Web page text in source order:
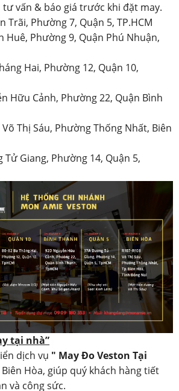
vấn & báo giá trước khi đặt may.
Trãi, Phường 7, Quận 5, TP.HCM
Huê, Phường 9, Quận Phú Nhuận,
Hai, Phường 12, Quận 10,
Hữu Cảnh, Phường 22, Quận Bình
Võ Thị Sáu, Phường Thống Nhất, Biên
Tử Giang, Phường 14, Quận 5,
tại nhà”
dịch vụ " May Đo Veston Tại
Biên Hòa, giúp quý khách hàng tiết
và công sức.